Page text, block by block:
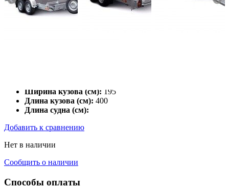
Ширина кузова (см): 195
Длина кузова (см): 400
Длина судна (см):
Добавить к сравнению
Нет в наличии
Сообщить о наличии
Способы оплаты